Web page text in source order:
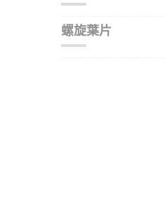
螺旋葉片